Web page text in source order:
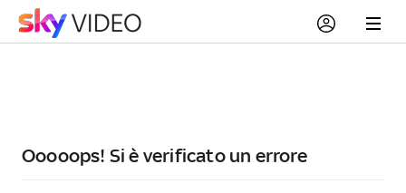
Ooooops! Si è verificato un errore